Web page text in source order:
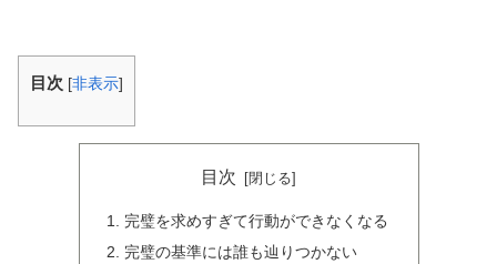
目次 [非表示]
目次
完璧を求めすぎて行動ができなくなる
完璧の基準には誰も辿りつかない